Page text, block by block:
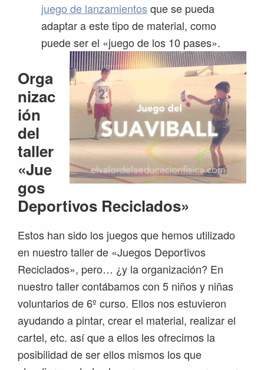
juego de lanzamientos que se pueda
adaptar a este tipo de material, como
puede ser el «juego de los 10 pases».
Orga
nizac
ión
del
taller
«Jue
gos
Deportivos Reciclados»
Estos han sido los juegos que hemos utilizado
en nuestro taller de «Juegos Deportivos
Reciclados», pero… ¿y la organización? En
nuestro taller contábamos con 5 niños y niñas
voluntarios de 6º curso. Ellos nos estuvieron
ayudando a pintar, crear el material, realizar el
cartel, etc. así que a ellos les ofrecimos la
posibilidad de ser ellos mismos los que